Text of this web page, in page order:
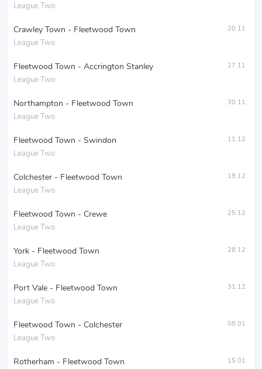
League Two
Crawley Town - Fleetwood Town
League Two
20.11
Fleetwood Town - Accrington Stanley
League Two
27.11
Northampton - Fleetwood Town
League Two
30.11
Fleetwood Town - Swindon
League Two
11.12
Colchester - Fleetwood Town
League Two
18.12
Fleetwood Town - Crewe
League Two
25.12
York - Fleetwood Town
League Two
28.12
Port Vale - Fleetwood Town
League Two
31.12
Fleetwood Town - Colchester
League Two
08.01
Rotherham - Fleetwood Town 15.01